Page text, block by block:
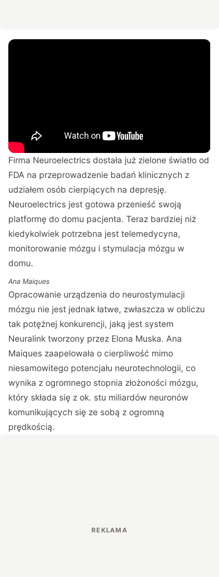
Firma Neuroelectrics dostała już zielone światło od
FDA na przeprowadzenie badań klinicznych z
udziałem osób cierpiących na depresję.
Neuroelectrics jest gotowa przenieść swoją
platformę do domu pacjenta. Teraz bardziej niż
kiedykolwiek potrzebna jest telemedycyna,
monitorowanie mózgu i stymulacja mózgu w
domu.
Ana Maiques
Opracowanie urządzenia do neurostymulacji
mózgu nie jest jednak łatwe, zwłaszcza w obliczu
tak potężnej konkurencji, jaką jest system
Neuralink tworzony przez Elona Muska. Ana
Maiques zaapelowała o cierpliwość mimo
niesamowitego potencjału neurotechnologii, co
wynika z ogromnego stopnia złożoności mózgu,
który składa się z ok. stu miliardów neuronów
komunikujących się ze sobą z ogromną
prędkością.